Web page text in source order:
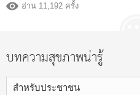
อ่าน 11,192 ครั้ง
บทความสุขภาพน่ารู้
สำหรับประชาชน